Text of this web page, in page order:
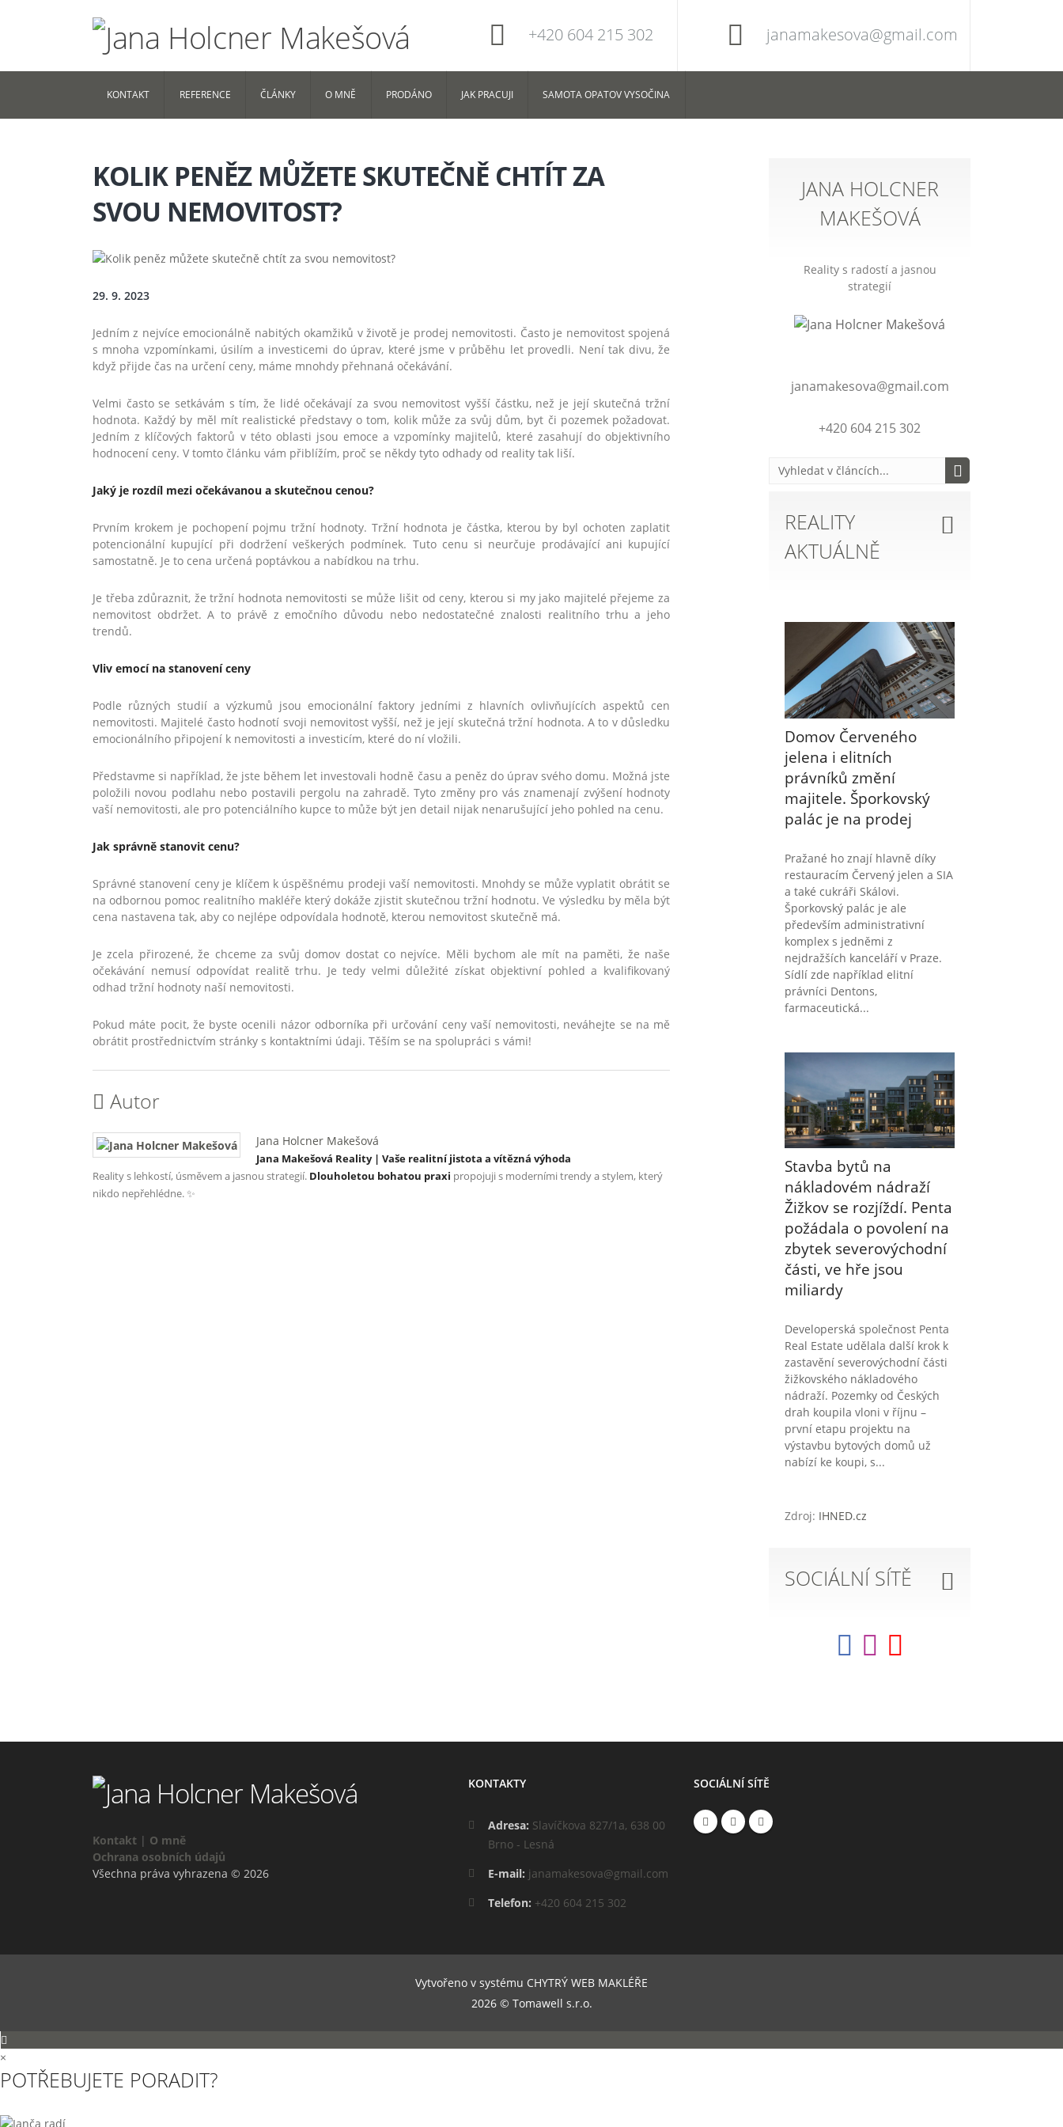
+420 604 215 302 janamakesova@gmail.com
KONTAKT REFERENCE ČLÁNKY O MNĚ PRODÁNO JAK PRACUJI SAMOTA OPATOV VYSOČINA
KOLIK PENĚZ MŮŽETE SKUTEČNĚ CHTÍT ZA
SVOU NEMOVITOST?
29. 9. 2023
Jedním z nejvíce emocionálně nabitých okamžiků v životě je prodej nemovitosti. Často je nemovitost spojená
s mnoha vzpomínkami, úsilím a investicemi do úprav, které jsme v průběhu let provedli. Není tak divu, že
když přijde čas na určení ceny, máme mnohdy přehnaná očekávání.
Velmi často se setkávám s tím, že lidé očekávají za svou nemovitost vyšší částku, než je její skutečná tržní
hodnota. Každý by měl mít realistické představy o tom, kolik může za svůj dům, byt či pozemek požadovat.
Jedním z klíčových faktorů v této oblasti jsou emoce a vzpomínky majitelů, které zasahují do objektivního
hodnocení ceny. V tomto článku vám přiblížím, proč se někdy tyto odhady od reality tak liší.
Jaký je rozdíl mezi očekávanou a skutečnou cenou?
Prvním krokem je pochopení pojmu tržní hodnoty. Tržní hodnota je částka, kterou by byl ochoten zaplatit
potencionální kupující při dodržení veškerých podmínek. Tuto cenu si neurčuje prodávající ani kupující
samostatně. Je to cena určená poptávkou a nabídkou na trhu.
Je třeba zdůraznit, že tržní hodnota nemovitosti se může lišit od ceny, kterou si my jako majitelé přejeme za
nemovitost obdržet. A to právě z emočního důvodu nebo nedostatečné znalosti realitního trhu a jeho
trendů.
Vliv emocí na stanovení ceny
Podle různých studií a výzkumů jsou emocionální faktory jedními z hlavních ovlivňujících aspektů cen
nemovitosti. Majitelé často hodnotí svoji nemovitost vyšší, než je její skutečná tržní hodnota. A to v důsledku
emocionálního připojení k nemovitosti a investicím, které do ní vložili.
Představme si například, že jste během let investovali hodně času a peněz do úprav svého domu. Možná jste
položili novou podlahu nebo postavili pergolu na zahradě. Tyto změny pro vás znamenají zvýšení hodnoty
vaší nemovitosti, ale pro potenciálního kupce to může být jen detail nijak nenarušující jeho pohled na cenu.
Jak správně stanovit cenu?
Správné stanovení ceny je klíčem k úspěšnému prodeji vaší nemovitosti. Mnohdy se může vyplatit obrátit se
na odbornou pomoc realitního makléře který dokáže zjistit skutečnou tržní hodnotu. Ve výsledku by měla být
cena nastavena tak, aby co nejlépe odpovídala hodnotě, kterou nemovitost skutečně má.
Je zcela přirozené, že chceme za svůj domov dostat co nejvíce. Měli bychom ale mít na paměti, že naše
očekávání nemusí odpovídat realitě trhu. Je tedy velmi důležité získat objektivní pohled a kvalifikovaný
odhad tržní hodnoty naší nemovitosti.
Pokud máte pocit, že byste ocenili názor odborníka při určování ceny vaší nemovitosti, neváhejte se na mě
obrátit prostřednictvím stránky s kontaktními údaji. Těším se na spolupráci s vámi!
Autor
Jana Holcner Makešová
Jana Makešová Reality | Vaše realitní jistota a vítězná výhoda
Reality s lehkostí, úsměvem a jasnou strategií. Dlouholetou bohatou praxi propojuji s moderními trendy a stylem, který
nikdo nepřehlédne. ✨
JANA HOLCNER
MAKEŠOVÁ
Reality s radostí a jasnou
strategií
janamakesova@gmail.com
+420 604 215 302
REALITY
AKTUÁLNĚ
Domov Červeného
jelena i elitních
právníků změní
majitele. Šporkovský
palác je na prodej
Pražané ho znají hlavně díky
restauracím Červený jelen a SIA
a také cukráři Skálovi.
Šporkovský palác je ale
především administrativní
komplex s jedněmi z
nejdražších kanceláří v Praze.
Sídlí zde například elitní
právníci Dentons,
farmaceutická...
Stavba bytů na
nákladovém nádraží
Žižkov se rozjíždí. Penta
požádala o povolení na
zbytek severovýchodní
části, ve hře jsou
miliardy
Developerská společnost Penta
Real Estate udělala další krok k
zastavění severovýchodní části
žižkovského nákladového
nádraží. Pozemky od Českých
drah koupila vloni v říjnu –
první etapu projektu na
výstavbu bytových domů už
nabízí ke koupi, s...
Zdroj: IHNED.cz
SOCIÁLNÍ SÍTĚ
Kontakt | O mně
Ochrana osobních údajů
Všechna práva vyhrazena © 2026
KONTAKTY
Adresa: Slavíčkova 827/1a, 638 00
Brno - Lesná
E-mail: janamakesova@gmail.com
Telefon: +420 604 215 302
SOCIÁLNÍ SÍTĚ
Vytvořeno v systému CHYTRÝ WEB MAKLÉŘE
2026 © Tomawell s.r.o.
×
POTŘEBUJETE PORADIT?